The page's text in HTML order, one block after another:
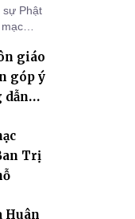
sự Phật
khu vực
giáo
góp ý
dẫn
Trị
Huân